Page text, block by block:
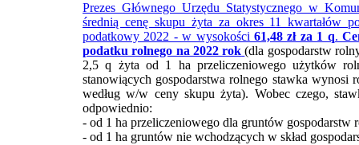
Prezes Głównego Urzędu Statystycznego w
średnią cenę skupu żyta za okres 11 kwartałów
podatkowy 2022 - w wysokości 61,48 zł za 1 q.
podatku rolnego na 2022 rok (dla gospodarstw
2,5 q żyta od 1 ha przeliczeniowego użytków
stanowiących gospodarstwa rolnego stawka wynosi
według w/w ceny skupu żyta). Wobec czego,
odpowiednio:
- od 1 ha przeliczeniowego dla gruntów gospodarstw
- od 1 ha gruntów nie wchodzących w skład